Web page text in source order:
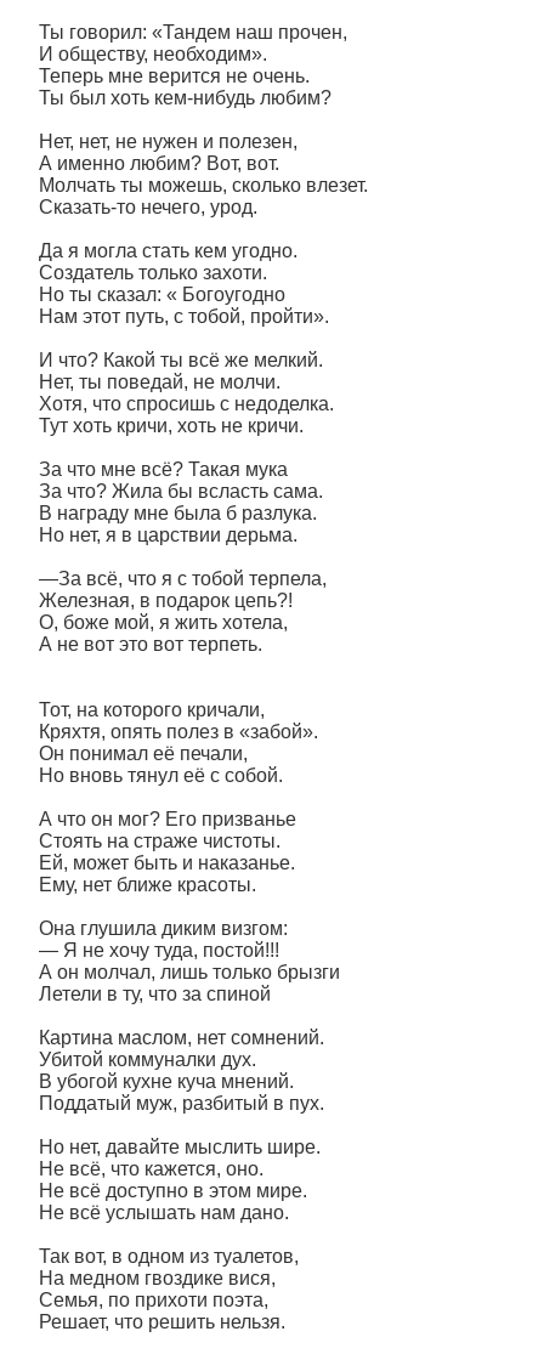
Ты говорил: «Тандем наш прочен,
И обществу, необходим».
Теперь мне верится не очень.
Ты был хоть кем-нибудь любим?
Нет, нет, не нужен и полезен,
А именно любим? Вот, вот.
Молчать ты можешь, сколько влезет.
Сказать-то нечего, урод.
Да я могла стать кем угодно.
Создатель только захоти.
Но ты сказал: « Богоугодно
Нам этот путь, с тобой, пройти».
И что? Какой ты всё же мелкий.
Нет, ты поведай, не молчи.
Хотя, что спросишь с недоделка.
Тут хоть кричи, хоть не кричи.
За что мне всё? Такая мука
За что? Жила бы всласть сама.
В награду мне была б разлука.
Но нет, я в царствии дерьма.
—За всё, что я с тобой терпела,
Железная, в подарок цепь?!
О, боже мой, я жить хотела,
А не вот это вот терпеть.
Тот, на которого кричали,
Кряхтя, опять полез в «забой».
Он понимал её печали,
Но вновь тянул её с собой.
А что он мог? Его призванье
Стоять на страже чистоты.
Ей, может быть и наказанье.
Ему, нет ближе красоты.
Она глушила диким визгом:
— Я не хочу туда, постой!!!
А он молчал, лишь только брызги
Летели в ту, что за спиной
Картина маслом, нет сомнений.
Убитой коммуналки дух.
В убогой кухне куча мнений.
Поддатый муж, разбитый в пух.
Но нет, давайте мыслить шире.
Не всё, что кажется, оно.
Не всё доступно в этом мире.
Не всё услышать нам дано.
Так вот, в одном из туалетов,
На медном гвоздике вися,
Семья, по прихоти поэта,
Решает, что решить нельзя.